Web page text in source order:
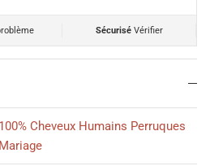
SécuriséVérifier
100% Cheveux Humains Perruques
Mariage